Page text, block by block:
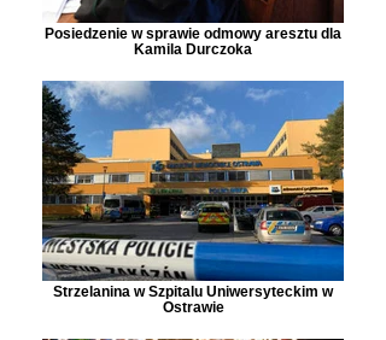
Posiedzenie w sprawie odmowy aresztu dla
Kamila Durczoka
Strzelanina w Szpitalu Uniwersyteckim w
Ostrawie